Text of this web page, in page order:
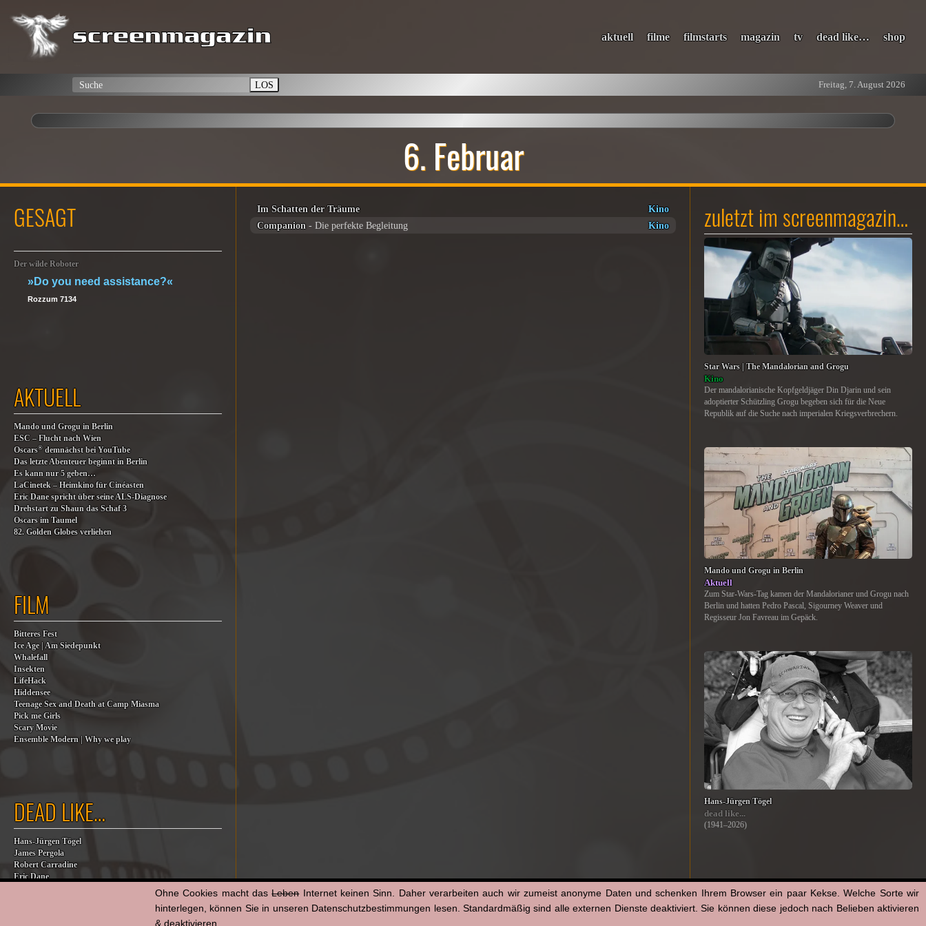
aktuell filme filmstarts magazin tv dead like… shop
LOS Freitag, 7. August 2026
6. Februar
Im Schatten der Träume
Kino
Companion - Die perfekte Begleitung Kino
GESAGT
Der wilde Roboter
»Do you need assistance?«
Rozzum 7134
AKTUELL
Mando und Grogu in Berlin
ESC – Flucht nach Wien
Oscars® demnächst bei YouTube
Das letzte Abenteuer beginnt in Berlin
Es kann nur 5 geben…
LaCinetek – Heimkino für Cinéasten
Eric Dane spricht über seine ALS-Diagnose
Drehstart zu Shaun das Schaf 3
Oscars im Taumel
82. Golden Globes verliehen
FILM
Bitteres Fest
Ice Age | Am Siedepunkt
Whalefall
Insekten
LifeHack
Hiddensee
Teenage Sex and Death at Camp Miasma
Pick me Girls
Scary Movie
Ensemble Modern | Why we play
DEAD LIKE…
Hans-Jürgen Tögel
James Pergola
Robert Carradine
Eric Dane
zuletzt im screenmagazin…
Star Wars | The Mandalorian and Grogu
Kino
Der mandalorianische Kopfgeldjäger Din Djarin und sein
adoptierter Schützling Grogu begeben sich für die Neue
Republik auf die Suche nach imperialen Kriegsverbrechern.
Mando und Grogu in Berlin
Aktuell
Zum Star-Wars-Tag kamen der Mandalorianer und Grogu nach
Berlin und hatten Pedro Pascal, Sigourney Weaver und
Regisseur Jon Favreau im Gepäck.
Hans-Jürgen Tögel
dead like...
(1941–2026)
Ohne Cookies macht dasLebenInternet keinen Sinn. Daher verarbeiten auch wir zumeist anonyme Daten und schenken Ihrem Browser ein paar Kekse. Welche Sorte wir
hinterlegen, können Sie in unseren Datenschutzbestimmungen lesen. Standardmäßig sind alle externen Dienste deaktiviert. Sie können diese jedoch nach Belieben aktivieren
& deaktivieren.